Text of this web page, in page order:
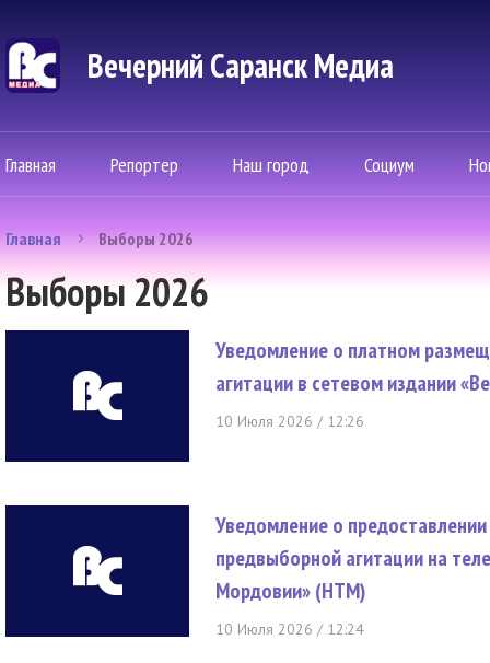
Вечерний Саранск Mедиа
Главная Репортер Наш город Социум
Главная Выборы 2026
Выборы 2026
Уведомление о платном
агитации в сетевом издании
10 Июля 2026 / 12:26
Уведомление о
предвыборной агитации на
Мордовии» (НТМ)
10 Июля 2026 / 12:24